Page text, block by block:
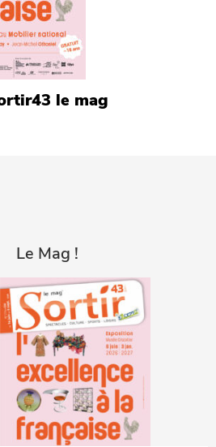
le mag
Le Mag !